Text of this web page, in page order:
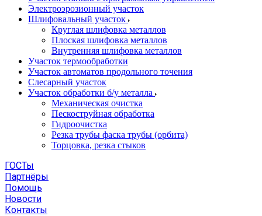
Электроэрозионный участок
Шлифовальный участок
Круглая шлифовка металлов
Плоская шлифовка металлов
Внутренняя шлифовка металлов
Участок термообработки
Участок автоматов продольного точения
Слесарный участок
Участок обработки б/у металла
Механическая очистка
Пескоструйная обработка
Гидроочистка
Резка трубы фаска трубы (орбита)
Торцовка, резка стыков
ГОСТы
Партнёры
Помощь
Новости
Контакты